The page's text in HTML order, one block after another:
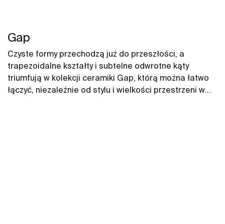
Gap
Czyste formy przechodzą już do przeszłości, a
trapezoidalne kształty i subtelne odwrotne kąty
triumfują w kolekcji ceramiki Gap, którą można łatwo
łączyć, niezależnie od stylu i wielkości przestrzeni w